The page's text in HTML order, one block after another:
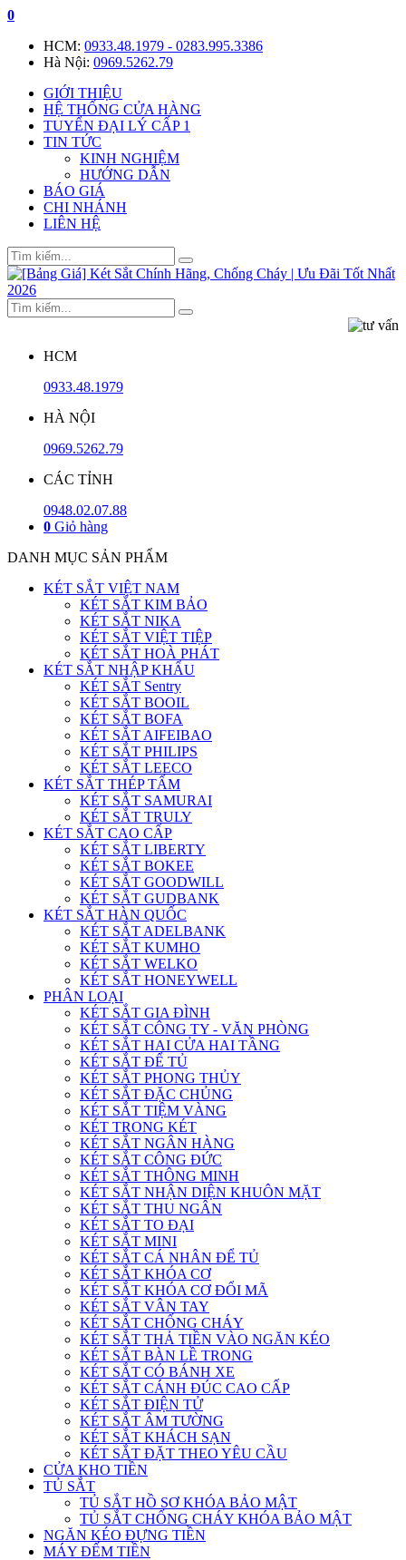
0
HCM: 0933.48.1979 - 0283.995.3386
Hà Nội: 0969.5262.79
GIỚI THIỆU
HỆ THỐNG CỬA HÀNG
TUYỂN ĐẠI LÝ CẤP 1
TIN TỨC
KINH NGHIỆM
HƯỚNG DẪN
BÁO GIÁ
CHI NHÁNH
LIÊN HỆ
HCM
0933.48.1979
HÀ NỘI
0969.5262.79
CÁC TỈNH
0948.02.07.88
0 Giỏ hàng
DANH MỤC SẢN PHẨM
KÉT SẮT VIỆT NAM
KÉT SẮT KIM BẢO
KÉT SẮT NIKA
KÉT SẮT VIỆT TIỆP
KÉT SẮT HOÀ PHÁT
KÉT SẮT NHẬP KHẨU
KÉT SẮT Sentry
KÉT SẮT BOOIL
KÉT SẮT BOFA
KÉT SẮT AIFEIBAO
KÉT SẮT PHILIPS
KÉT SẮT LEECO
KÉT SẮT THÉP TẤM
KÉT SẮT SAMURAI
KÉT SẮT TRULY
KÉT SẮT CAO CẤP
KÉT SẮT LIBERTY
KÉT SẮT BOKEE
KÉT SẮT GOODWILL
KÉT SẮT GUDBANK
KÉT SẮT HÀN QUỐC
KÉT SẮT ADELBANK
KÉT SẮT KUMHO
KÉT SẮT WELKO
KÉT SẮT HONEYWELL
PHÂN LOẠI
KÉT SẮT GIA ĐÌNH
KÉT SẮT CÔNG TY - VĂN PHÒNG
KÉT SẮT HAI CỬA HAI TẦNG
KÉT SẮT ĐỂ TỦ
KÉT SẮT PHONG THỦY
KÉT SẮT ĐẶC CHỦNG
KÉT SẮT TIỆM VÀNG
KÉT TRONG KÉT
KÉT SẮT NGÂN HÀNG
KÉT SẮT CÔNG ĐỨC
KÉT SẮT THÔNG MINH
KÉT SẮT NHẬN DIỆN KHUÔN MẶT
KÉT SẮT THU NGÂN
KÉT SẮT TO ĐẠI
KÉT SẮT MINI
KÉT SẮT CÁ NHÂN ĐỂ TỦ
KÉT SẮT KHÓA CƠ
KÉT SẮT KHÓA CƠ ĐỔI MÃ
KÉT SẮT VÂN TAY
KÉT SẮT CHỐNG CHÁY
KÉT SẮT THẢ TIỀN VÀO NGĂN KÉO
KÉT SẮT BÀN LỀ TRONG
KÉT SẮT CÓ BÁNH XE
KÉT SẮT CÁNH ĐÚC CAO CẤP
KÉT SẮT ĐIỆN TỬ
KÉT SẮT ÂM TƯỜNG
KÉT SẮT KHÁCH SẠN
KÉT SẮT ĐẶT THEO YÊU CẦU
CỬA KHO TIỀN
TỦ SẮT
TỦ SẮT HỒ SƠ KHÓA BẢO MẬT
TỦ SẮT CHỐNG CHÁY KHÓA BẢO MẬT
NGĂN KÉO ĐỰNG TIỀN
MÁY ĐẾM TIỀN